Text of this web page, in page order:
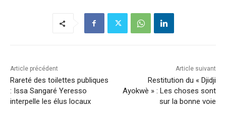
Article précédent
Rareté des toilettes publiques
: Issa Sangaré Yeresso
interpelle les élus locaux
Article suivant
Restitution du « Djidji
Ayokwè » : Les choses sont
sur la bonne voie